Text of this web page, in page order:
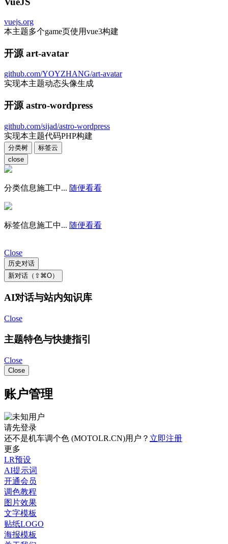
vuejs.org
本主题多个game页使用vue3构建
开源 art-avatar
github.com/YOYZHANG/art-avatar
实现本主题动态头像生成
开源 astro-wordpress
github.com/sijad/astro-wordpress
实现本主题代码PHP构建
分类树
标签云
close
分类信息施工中... 随便看看
标签信息施工中... 随便看看
Close
历史对话
新对话（⇧⌘O）
AI对话与站内知识库
Close
主题特色与快捷指引
Close
Close
账户管理
请先登录
还不是机车调个色 (MOTOLR.CN)用户？ 立即注册
更多
LR预设
AI提示词
开通会员
调色教程
图片效果
文字模板
贴纸LOGO
海报模板